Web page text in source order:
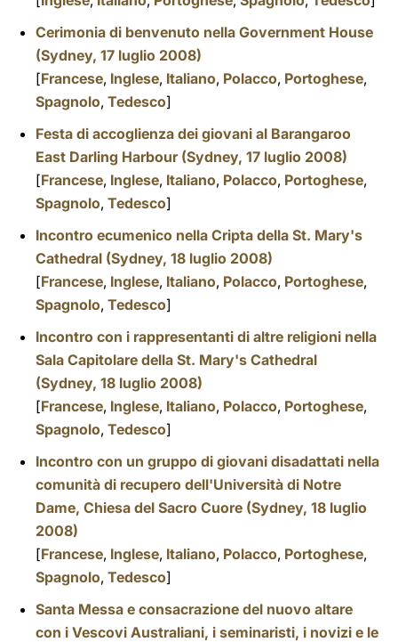
Cerimonia di benvenuto nella Government House
(Sydney, 17 luglio 2008)
[Francese, Inglese, Italiano, Polacco, Portoghese,
Spagnolo, Tedesco]
Festa di accoglienza dei giovani al Barangaroo
East Darling Harbour (Sydney, 17 luglio 2008)
[Francese, Inglese, Italiano, Polacco, Portoghese,
Spagnolo, Tedesco]
Incontro ecumenico nella Cripta della St. Mary's
Cathedral (Sydney, 18 luglio 2008)
[Francese, Inglese, Italiano, Polacco, Portoghese,
Spagnolo, Tedesco]
Incontro con i rappresentanti di altre religioni nella
Sala Capitolare della St. Mary's Cathedral
(Sydney, 18 luglio 2008)
[Francese, Inglese, Italiano, Polacco, Portoghese,
Spagnolo, Tedesco]
Incontro con un gruppo di giovani disadattati nella
comunità di recupero dell'Università di Notre
Dame, Chiesa del Sacro Cuore (Sydney, 18 luglio
2008)
[Francese, Inglese, Italiano, Polacco, Portoghese,
Spagnolo, Tedesco]
Santa Messa e consacrazione del nuovo altare
con i Vescovi Australiani, i seminaristi, i novizi e le